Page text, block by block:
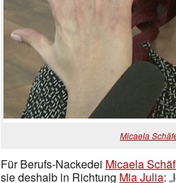
Micaela
Für Berufs-Nackedei Micaela
sie deshalb in Richtung Mia Julia: